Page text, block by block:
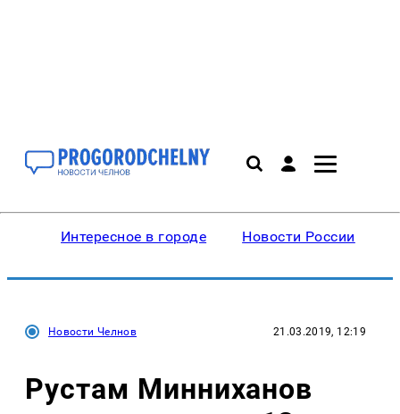
Интересное в городе Новости России
Новости Челнов 21.03.2019, 12:19
Рустам Минниханов